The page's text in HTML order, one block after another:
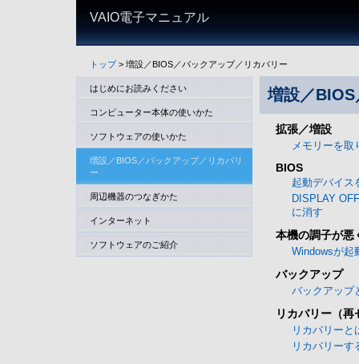
VAIO電子マニュアル
トップ> 増設／BIOS／バックアップ／リカバリー
はじめにお読みください
コンピューター本体の使いかた
ソフトウェアの使いかた
増設／BIOS／バックアップ／リカバリ
ー
周辺機器のつなぎかた
インターネット
ソフトウェアのご紹介
増設／
拡張／増設
メモリーを取
BIOS
起動デバイス
DISPLAY
に消す
本機の調子が悪
Windowsが起
バックアップ
バックアップ
リカバリー（
リカバリーと
リカバリーす